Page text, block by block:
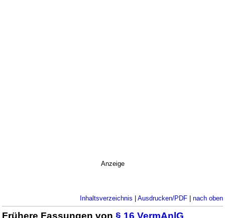
Anzeige
Inhaltsverzeichnis | Ausdrucken/PDF| nach oben
Frühere Fassungen von§ 16 VermAnlG